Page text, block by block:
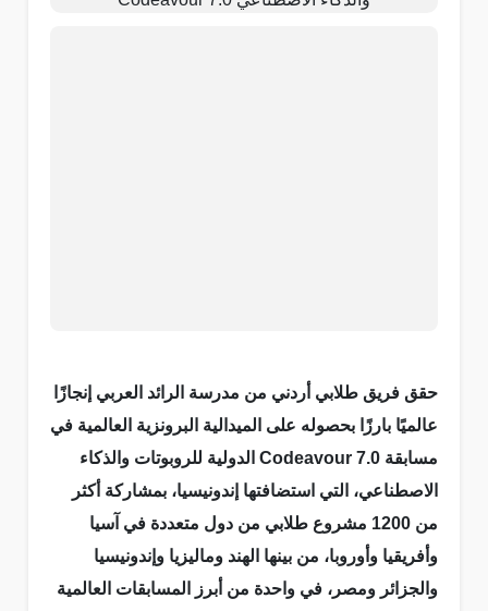
حقق فريق طلابي أردني من مدرسة الرائد العربي إنجازًا
عالميًا بارزًا بحصوله على الميدالية البرونزية العالمية في
مسابقة Codeavour 7.0 الدولية للروبوتات والذكاء
الاصطناعي، التي استضافتها إندونيسيا، بمشاركة أكثر
من 1200 مشروع طلابي من دول متعددة في آسيا
وأفريقيا وأوروبا، من بينها الهند وماليزيا وإندونيسيا
والجزائر ومصر، في واحدة من أبرز المسابقات العالمية